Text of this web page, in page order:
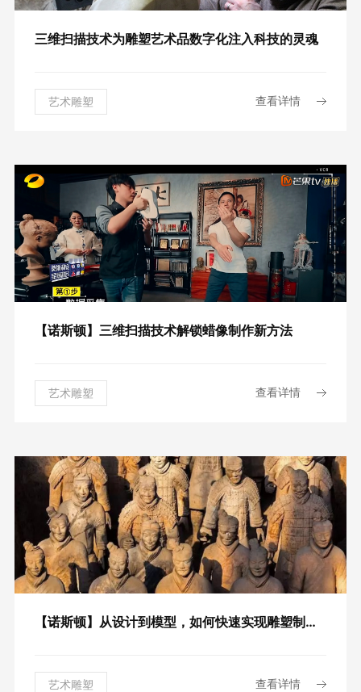
三维扫描技术为雕塑艺术品数字化注入科技的灵魂
艺术雕塑 查看详情
【诺斯顿】三维扫描技术解锁蜡像制作新方法
艺术雕塑 查看详情
【诺斯顿】从设计到模型，如何快速实现雕塑制作三维建模？
艺术雕塑 查看详情